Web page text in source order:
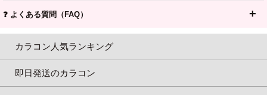
❓ よくある質問（FAQ）
カラコン人気ランキング
即日発送のカラコン